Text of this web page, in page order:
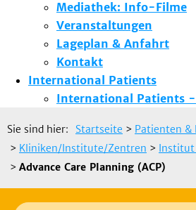
Mediathek: Info-Filme
Veranstaltungen
Lageplan & Anfahrt
Kontakt
International Patients
International Patients
Sie sind hier: Startseite > Patienten &
> Kliniken/Institute/Zentren >
> Advance Care Planning (ACP)